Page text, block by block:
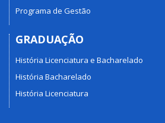
Programa de Gestão
GRADUAÇÃO
História Licenciatura e Bacharelado
História Bacharelado
História Licenciatura